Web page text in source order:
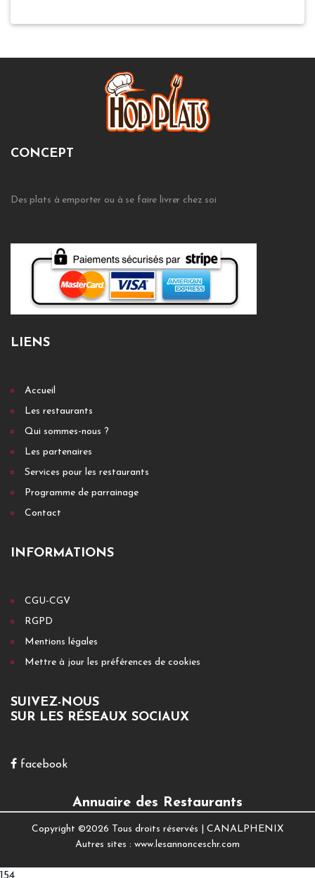
CONCEPT
Des plats à emporter ou à se faire livrer chez soi
LIENS
Accueil
Les restaurants
Qui sommes-nous ?
Les partenaires
Services pour les restaurants
Programme de parrainage
Contact
INFORMATIONS
CGU-CGV
RGPD
Mentions légales
Mettre à jour les préférences de cookies
SUIVEZ-NOUS
SUR LES RÉSEAUX SOCIAUX
facebook
Annuaire des Restaurants
Copyright ©2026 Tous droits réservés | CANALPHENIX
Autres sites : www.lesannonceschr.com
154